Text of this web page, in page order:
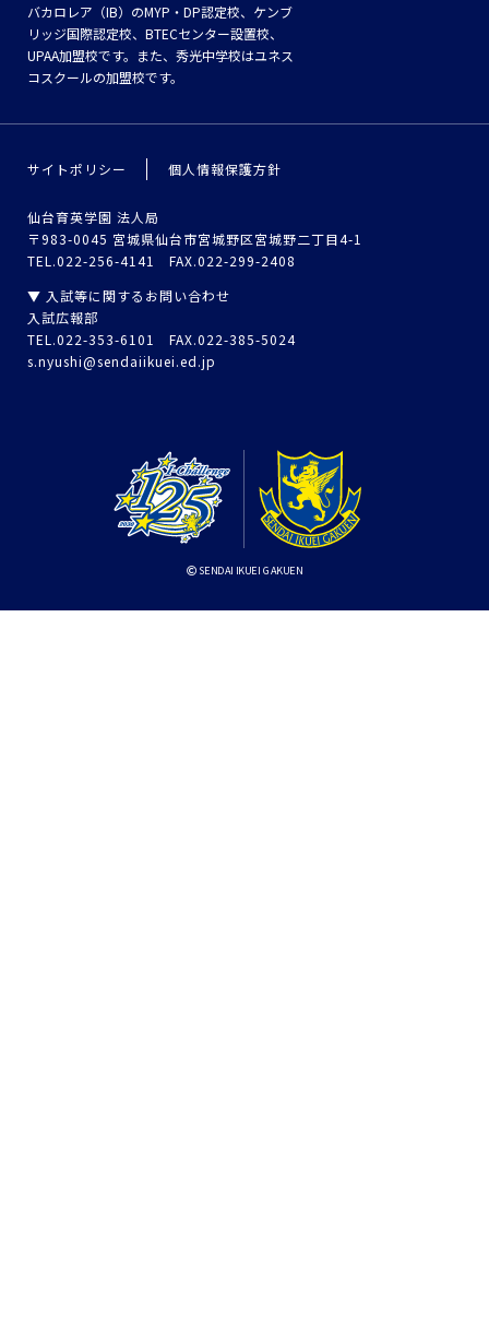
バカロレア（IB）のMYP・DP認定校、ケンブ
リッジ国際認定校、BTECセンター設置校、
UPAA加盟校です。また、秀光中学校はユネス
コスクールの加盟校です。
サイトポリシー 個人情報保護方針
仙台育英学園 法人局
〒983-0045 宮城県仙台市宮城野区宮城野二丁目4-1
TEL.022-256-4141 FAX.022-299-2408
▼ 入試等に関するお問い合わせ
入試広報部
TEL.022-353-6101 FAX.022-385-5024
s.nyushi@sendaiikuei.ed.jp
SENDAI IKUEI GAKUEN